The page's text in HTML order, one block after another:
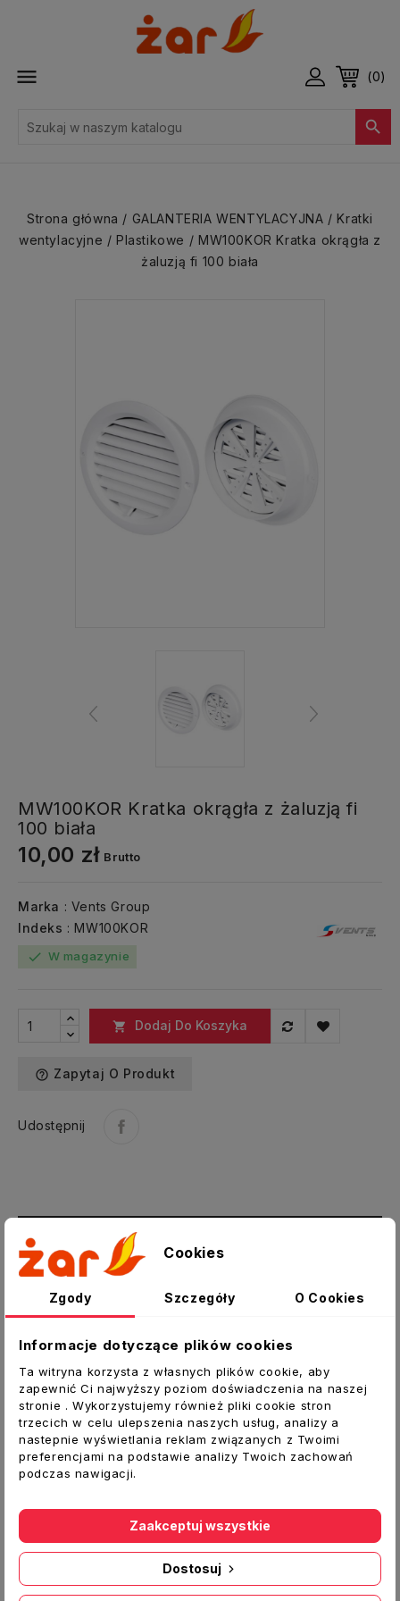
 (0)

Strona główna GALANTERIA WENTYLACYJNA
Kratki
wentylacyjne
Plastikowe
MW100KOR Kratka okrągła z
żaluzją fi 100 biała
MW100KOR Kratka okrągła z żaluzją fi
100 biała
10,00 zł Brutto
Marka : Vents Group
Indeks : MW100KOR
check W magazynie
 Dodaj Do Koszyka
help_outline Zapytaj O Produkt
Udostępnij
Szczegóły produktu
Załączniki
Kratka wentylacyjna nawiewno-wywiewna
Dane techniczne:
Typ:Kratka okrągła z regulacją
Średnica [mm]:100
Materiał:Tworzywo ABS
Producent:VENTS
Cookies
Zgody Szczegóły O Cookies
Informacje dotyczące plików cookies
Ta witryna korzysta z własnych plików cookie, aby
zapewnić Ci najwyższy poziom doświadczenia na naszej
stronie . Wykorzystujemy również pliki cookie stron
trzecich w celu ulepszenia naszych usług, analizy a
nastepnie wyświetlania reklam związanych z Twoimi
preferencjami na podstawie analizy Twoich zachowań
podczas nawigacji.
Dostosuj
Zaakceptuj wszystkie